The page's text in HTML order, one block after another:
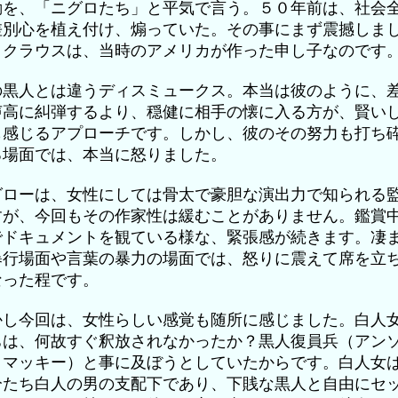
、「ニグロたち」と平気で言う。５０年前は、社会
心を植え付け、煽っていた。その事にまず震撼しま
ラウスは、当時のアメリカが作った申し子なのです
人とは違うディスミュークス。本当は彼のように、
に糾弾するより、穏健に相手の懐に入る方が、賢い
じるアプローチです。しかし、彼のその努力も打ち
面では、本当に怒りました。
ーは、女性にしては骨太で豪胆な演出力で知られる
、今回もその作家性は緩むことがありません。鑑賞
キュメントを観ている様な、緊張感が続きます。凄
場面や言葉の暴力の場面では、怒りに震えて席を立
た程です。
今回は、女性らしい感覚も随所に感じました。白人
、何故すぐ釈放されなかったか？黒人復員兵（アン
ッキー）と事に及ぼうとしていたからです。白人女
ち白人の男の支配下であり、下賎な黒人と自由にセ